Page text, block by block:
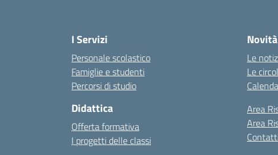
I Servizi
Personale scolastico
Famiglie e studenti
Percorsi di studio
Didattica
Offerta formativa
I progetti delle classi
Novità
Le
Le
Area
Area
Contatti